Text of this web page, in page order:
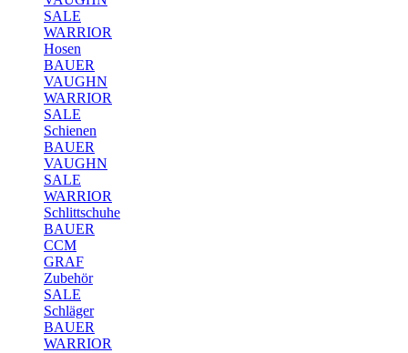
SALE
WARRIOR
Hosen
BAUER
VAUGHN
WARRIOR
SALE
Schienen
BAUER
VAUGHN
SALE
WARRIOR
Schlittschuhe
BAUER
CCM
GRAF
Zubehör
SALE
Schläger
BAUER
WARRIOR